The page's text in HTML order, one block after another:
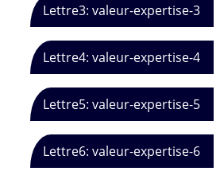
Lettre3: valeur-expertise-3
Lettre4: valeur-expertise-4
Lettre5: valeur-expertise-5
Lettre6: valeur-expertise-6